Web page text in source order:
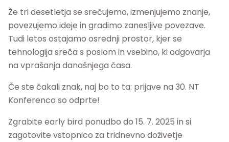
Že tri desetletja se srečujemo, izmenjujemo znanje,
povezujemo ideje in gradimo zanesljive povezave.
Tudi letos ostajamo osrednji prostor, kjer se
tehnologija sreča s poslom in vsebino, ki odgovarja
na vprašanja današnjega časa.
Če ste čakali znak, naj bo to ta: prijave na 30. NT
Konferenco so odprte!
Zgrabite early bird ponudbo do 15. 7. 2025 in si
zagotovite vstopnico za tridnevno doživetje